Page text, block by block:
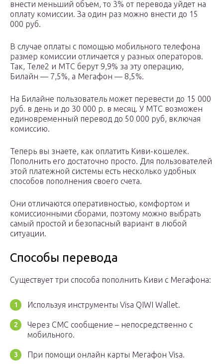
внести меньший объем, то 3% от перевода уйдет на
оплату комиссии. За один раз можно внести до 15
000 руб.
В случае оплаты с помощью мобильного телефона
размер комиссии отличается у разных операторов.
Так, Теле2 и МТС берут 9,9% за эту операцию,
Билайн — 7,5%, а Мегафон — 8,5%.
На Билайне пользователь может перевести до 15 000
руб. в день и до 30 000 р. в месяц. У МТС возможен
единовременный перевод до 50 000 руб, включая
комиссию.
Теперь вы знаете, как оплатить Киви-кошелек.
Пополнить его достаточно просто. Для пользователей
этой платежной системы есть несколько удобных
способов пополнения своего счета.
Они отличаются оперативностью, комфортом и
комиссионными сборами, поэтому можно выбрать
самый простой и безопасный вариант в любой
ситуации.
Способы перевода
Существует три способа пополнить Киви с Мегафона:
Используя инструменты Visa QIWI Wallet.
Через СМС сообщение – непосредственно с
мобильного.
При помощи онлайн карты Мегафон Visa.